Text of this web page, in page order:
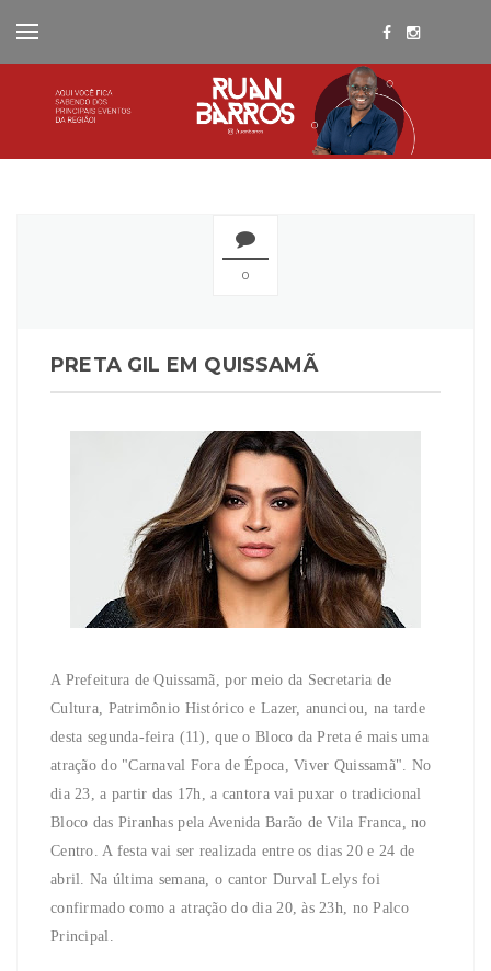
0
PRETA GIL EM QUISSAMÃ
A Prefeitura de Quissamã, por meio da Secretaria de
Cultura, Patrimônio Histórico e Lazer, anunciou, na tarde
desta segunda-feira (11), que o Bloco da Preta é mais uma
atração do "Carnaval Fora de Época, Viver Quissamã". No
dia 23, a partir das 17h, a cantora vai puxar o tradicional
Bloco das Piranhas pela Avenida Barão de Vila Franca, no
Centro. A festa vai ser realizada entre os dias 20 e 24 de
abril. Na última semana, o cantor Durval Lelys foi
confirmado como a atração do dia 20, às 23h, no Palco
Principal.